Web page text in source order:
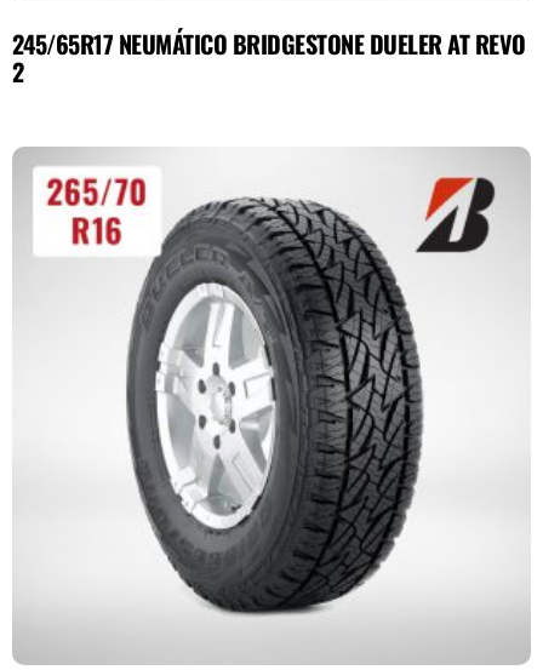
245/65R17 NEUMÁTICO BRIDGESTONE DUELER AT REVO
2